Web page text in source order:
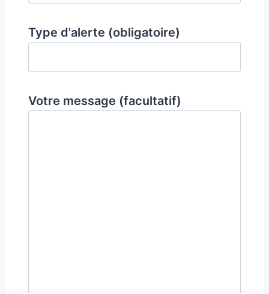
Type d'alerte (obligatoire)
Votre message (facultatif)